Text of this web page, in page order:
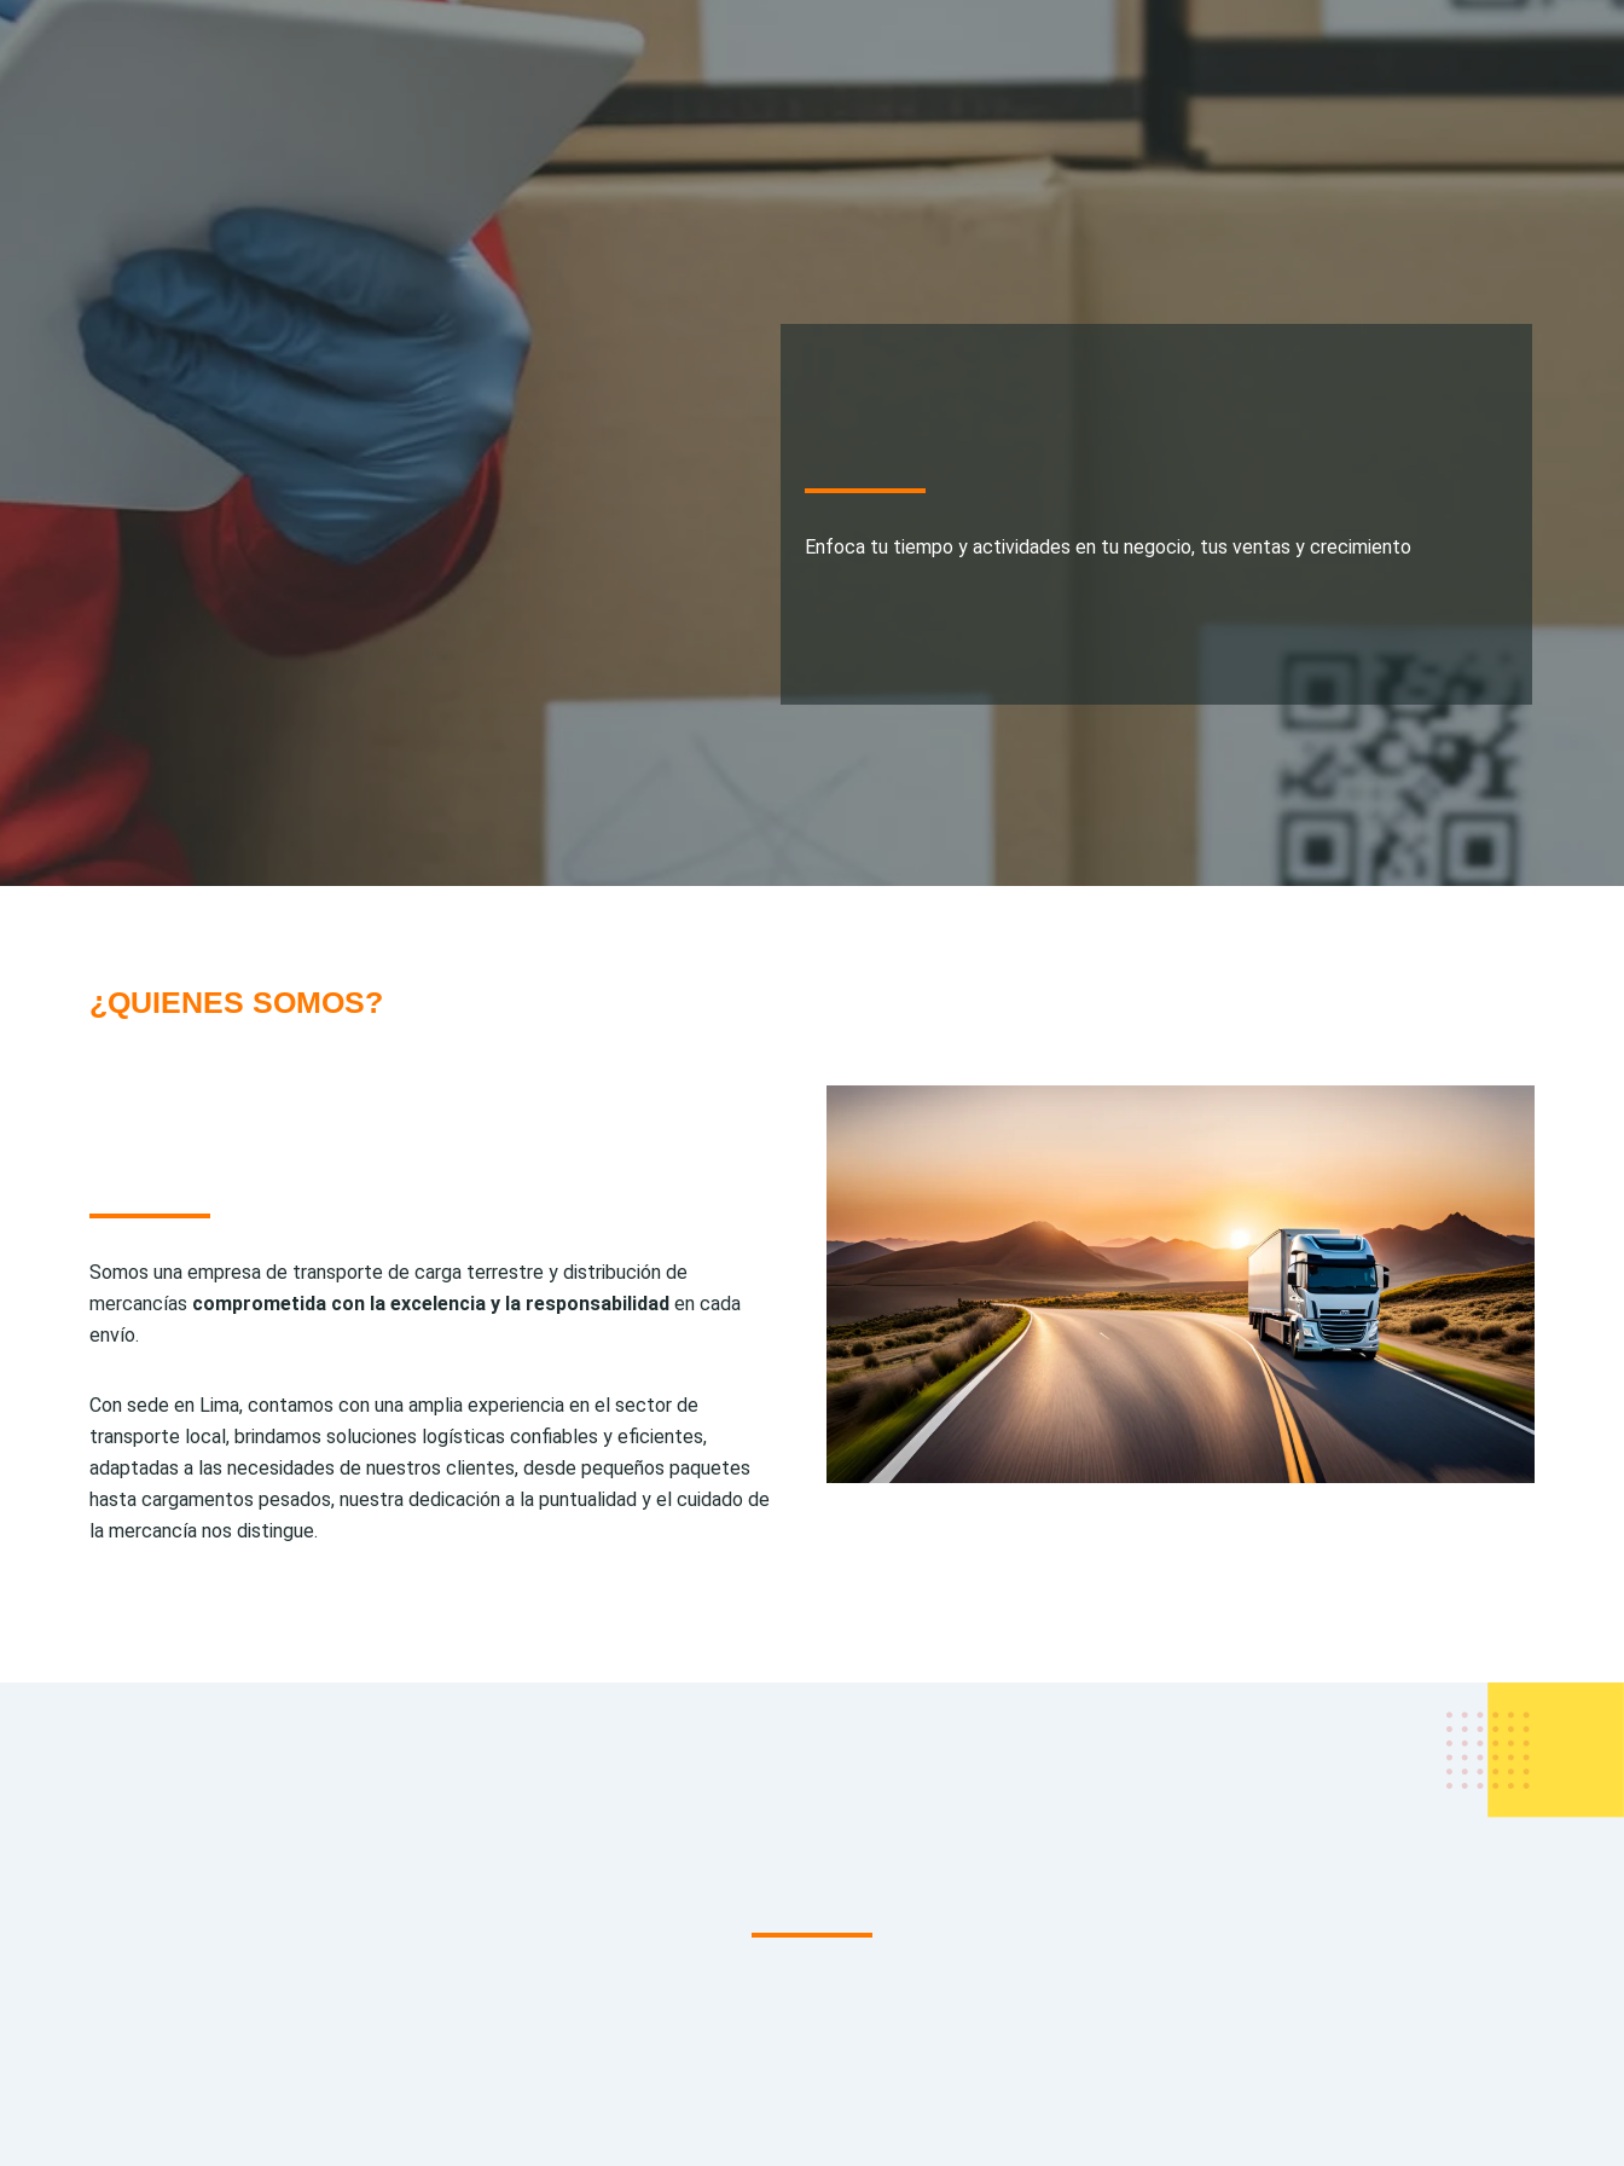
Enfoca tu tiempo y actividades en tu negocio, tus ventas y crecimiento
¿QUIENES SOMOS?
Somos una empresa de transporte de carga terrestre y distribución de
mercancías comprometida con la excelencia y la responsabilidad en cada
envío.
Con sede en Lima, contamos con una amplia experiencia en el sector de
transporte local, brindamos soluciones logísticas confiables y eficientes,
adaptadas a las necesidades de nuestros clientes, desde pequeños paquetes
hasta cargamentos pesados, nuestra dedicación a la puntualidad y el cuidado de
la mercancía nos distingue.